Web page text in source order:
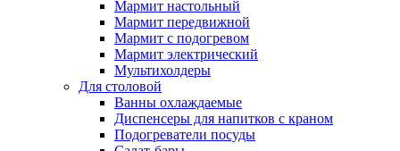
Мармит настольный
Мармит передвижной
Мармит с подогревом
Мармит электрический
Мультихолдеры
Для столовой
Ванны охлаждаемые
Диспенсеры для напитков с краном
Подогреватели посуды